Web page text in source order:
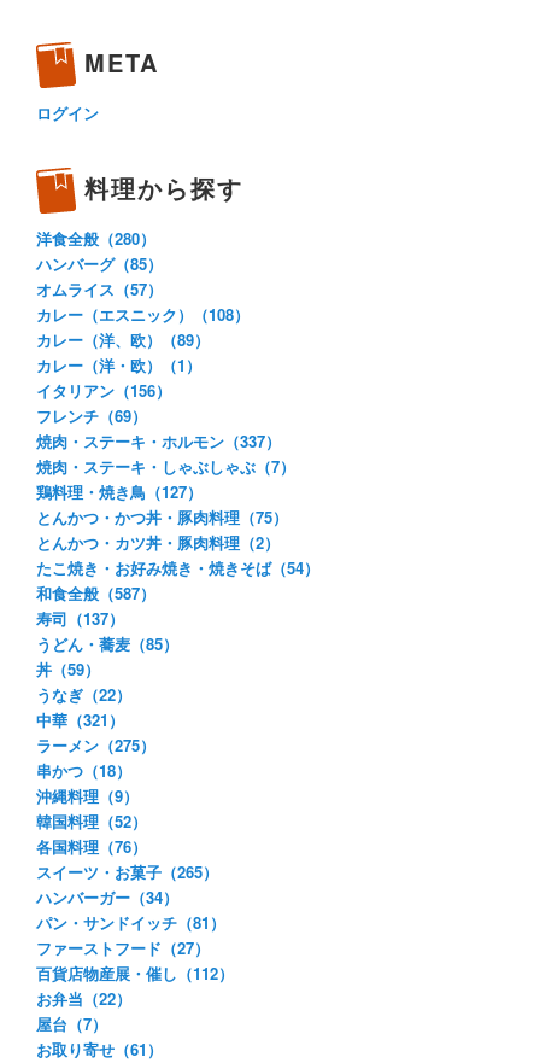
META
ログイン
料理から探す
洋食全般（280）
ハンバーグ（85）
オムライス（57）
カレー（エスニック）（108）
カレー（洋、欧）（89）
カレー（洋・欧）（1）
イタリアン（156）
フレンチ（69）
焼肉・ステーキ・ホルモン（337）
焼肉・ステーキ・しゃぶしゃぶ（7）
鶏料理・焼き鳥（127）
とんかつ・かつ丼・豚肉料理（75）
とんかつ・カツ丼・豚肉料理（2）
たこ焼き・お好み焼き・焼きそば（54）
和食全般（587）
寿司（137）
うどん・蕎麦（85）
丼（59）
うなぎ（22）
中華（321）
ラーメン（275）
串かつ（18）
沖縄料理（9）
韓国料理（52）
各国料理（76）
スイーツ・お菓子（265）
ハンバーガー（34）
パン・サンドイッチ（81）
ファーストフード（27）
百貨店物産展・催し（112）
お弁当（22）
屋台（7）
お取り寄せ（61）